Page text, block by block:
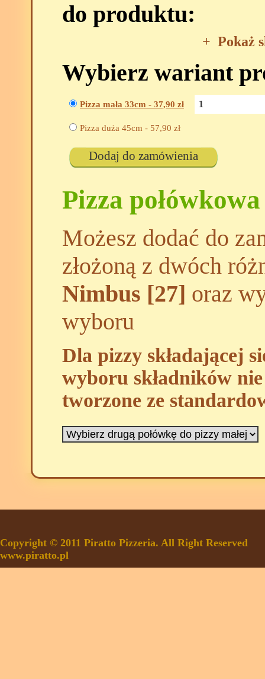
do produktu:
+ Pokaż
Wybierz wariant
Pizza mała 33cm - 37,90 zł
Pizza duża 45cm - 57,90 zł
Dodaj do zamówienia
Pizza połówkowa
Możesz dodać do
złożoną z dwóch
Nimbus [27] oraz
wyboru
Dla pizzy składającej
wyboru składników
tworzone ze
Copyright © 2011 Piratto Pizzeria. All Right Reserved
www.piratto.pl